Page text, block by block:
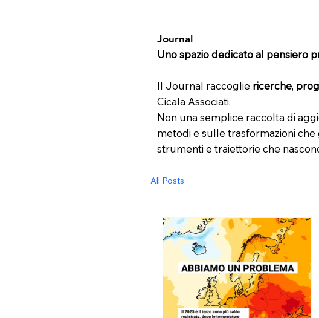
Journal
Uno spazio dedicato al pensiero
Il Journal raccoglie ricerche,
Cicala Associati.
Non una semplice raccolta di
metodi e sulle trasformazioni
strumenti e traiettorie che
All Posts